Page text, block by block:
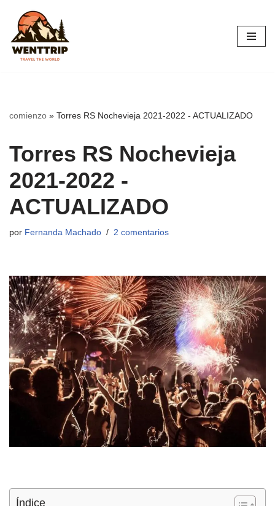
Saltar
al
contenido
comienzo » Torres RS Nochevieja 2021-2022 - ACTUALIZADO
Torres RS Nochevieja
2021-2022 -
ACTUALIZADO
por Fernanda Machado 2 comentarios
Índice